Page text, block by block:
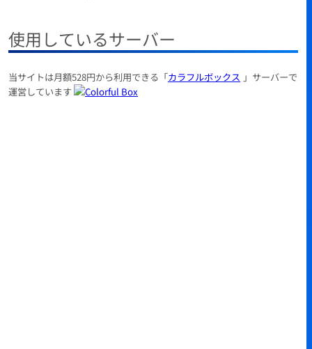
使用しているサーバー
当サイトは月額528円から利用できる「カラフルボックス 」サーバーで
運営しています